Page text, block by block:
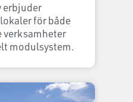
erbjuder
för både
verksamheter
modulsystem.